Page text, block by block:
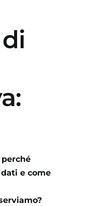
e come